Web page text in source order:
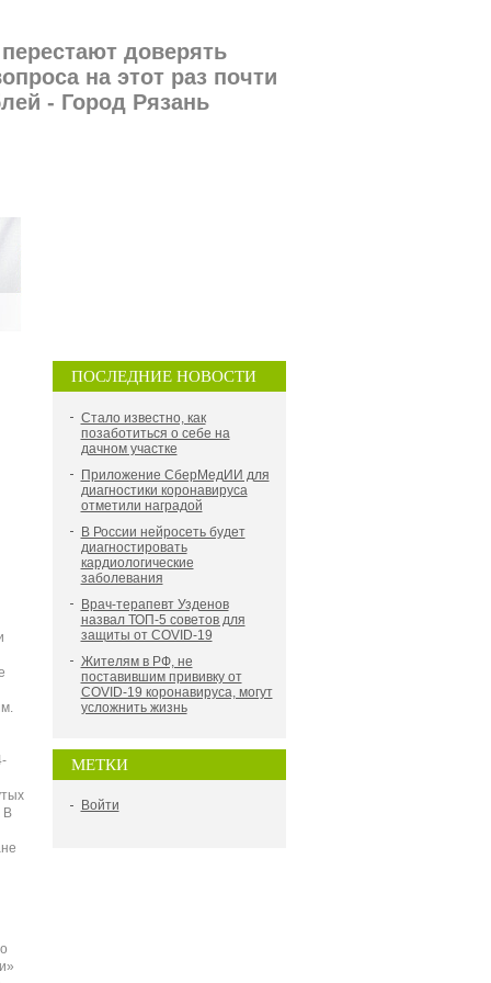
доверять
на этот раз почти
- Город Рязань
ПОСЛЕДНИЕ НОВОСТИ
Стало известно, как
позаботиться о себе на
дачном участке
Приложение СберМедИИ для
диагностики коронавируса
отметили наградой
В России нейросеть будет
диагностировать
кардиологические
заболевания
Врач-терапевт Узденов
назвал ТОП-5 советов для
защиты от COVID-19
Жителям в РФ, не
поставившим прививку от
COVID-19 коронавируса, могут
усложнить жизнь
МЕТКИ
Войти
В